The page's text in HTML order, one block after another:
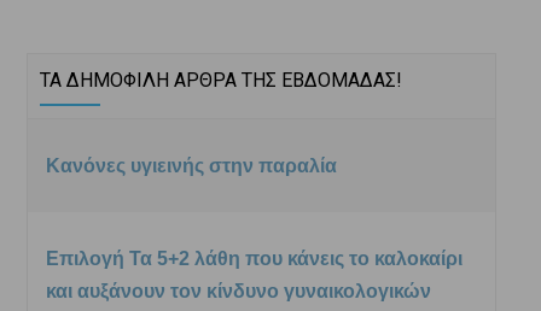
ΤΑ ΔΗΜΟΦΙΛΗ ΑΡΘΡΑ ΤΗΣ ΕΒΔΟΜΑΔΑΣ!
Κανόνες υγιεινής στην παραλία
Επιλογή Τα 5+2 λάθη που κάνεις το καλοκαίρι
και αυξάνουν τον κίνδυνο γυναικολογικών